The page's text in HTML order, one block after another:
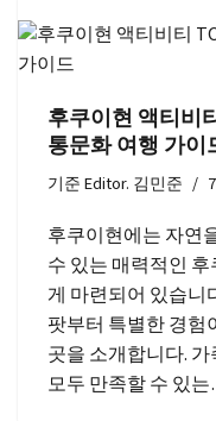
후쿠이현 액티비
통문화 여행 가이
기준Editor. 김민준
후쿠이현에는 자연
수 있는 매력적인
게 마련되어 있습니
팟부터 특별한 경험
곳을 소개합니다.
모두 만족할 수 있